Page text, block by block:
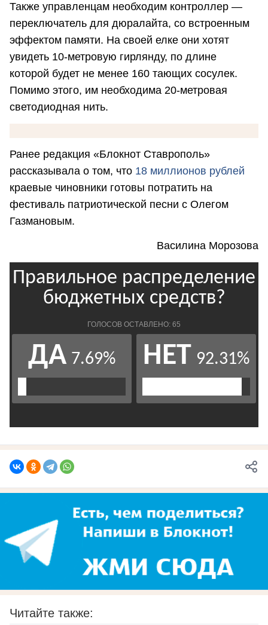
Также управленцам необходим контроллер —
переключатель для дюралайта, со встроенным
эффектом памяти. На своей елке они хотят
увидеть 10-метровую гирлянду, по длине
которой будет не менее 160 тающих сосулек.
Помимо этого, им необходима 20-метровая
светодиодная нить.
Ранее редакция «Блокнот Ставрополь»
рассказывала о том, что 18 миллионов рублей
краевые чиновники готовы потратить на
фестиваль патриотической песни с Олегом
Газмановым.
Василина Морозова
Читайте также: